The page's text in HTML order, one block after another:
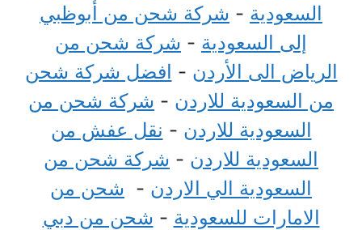
السعودية - شركة شحن من أبوظبي
إلى السعودية - شركة شحن من
الرياض الى الأردن - افضل شركة شحن
من السعودية للاردن - شركة شحن من
السعودية للاردن - نقل عفش من
السعودية للاردن - شركة شحن من
السعودية الي الاردن - شحن من
الامارات للسعودية - شحن من دبي